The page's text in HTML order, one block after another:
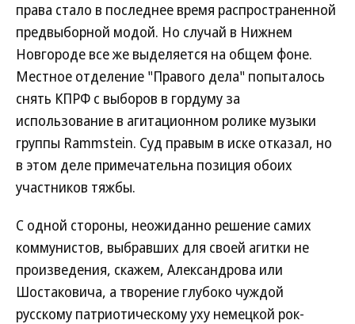
права стало в последнее время распространенной
предвыборной модой. Но случай в Нижнем
Новгороде все же выделяется на общем фоне.
Местное отделение "Правого дела" попыталось
снять КПРФ с выборов в гордуму за
использование в агитационном ролике музыки
группы Rammstein. Суд правым в иске отказал, но
в этом деле примечательна позиция обоих
участников тяжбы.
С одной стороны, неожиданно решение самих
коммунистов, выбравших для своей агитки не
произведения, скажем, Александрова или
Шостаковича, а творение глубоко чуждой
русскому патриотическому уху немецкой рок-